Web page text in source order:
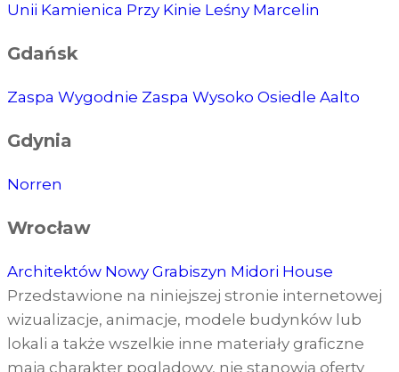
Unii Kamienica Przy Kinie Leśny Marcelin
Gdańsk
Zaspa Wygodnie Zaspa Wysoko Osiedle Aalto
Gdynia
Norren
Wrocław
Architektów Nowy Grabiszyn Midori House
Przedstawione na niniejszej stronie internetowej
wizualizacje, animacje, modele budynków lub
lokali a także wszelkie inne materiały graficzne
mają charakter poglądowy, nie stanowią oferty